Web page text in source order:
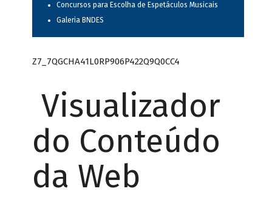
Concursos para Escolha de Espetáculos Musicais
Galeria BNDES
Z7_7QGCHA41L0RP906P422Q9Q0CC4
Visualizador
do Conteúdo
da Web